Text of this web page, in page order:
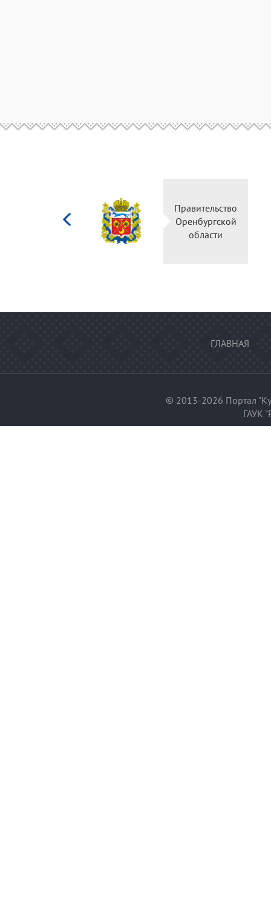
Министерство
культуры
Российской
федерации
ГЛАВНАЯ
© 2013-2026 Портал
ГАУК